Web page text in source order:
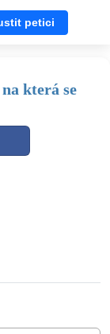
petici
která se